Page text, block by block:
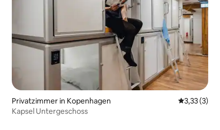
Privatzimmer in Kopenhagen
3,33 (3)
Kapsel Untergeschoss